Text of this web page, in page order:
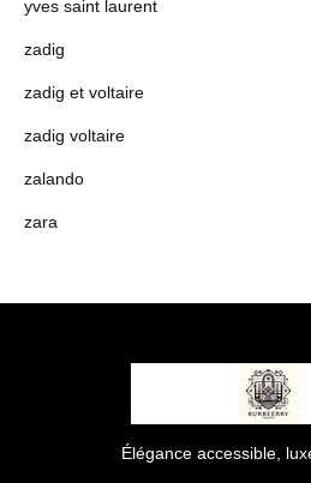
yves saint laurent
zadig
zadig et voltaire
zadig voltaire
zalando
zara
Élégance accessible,